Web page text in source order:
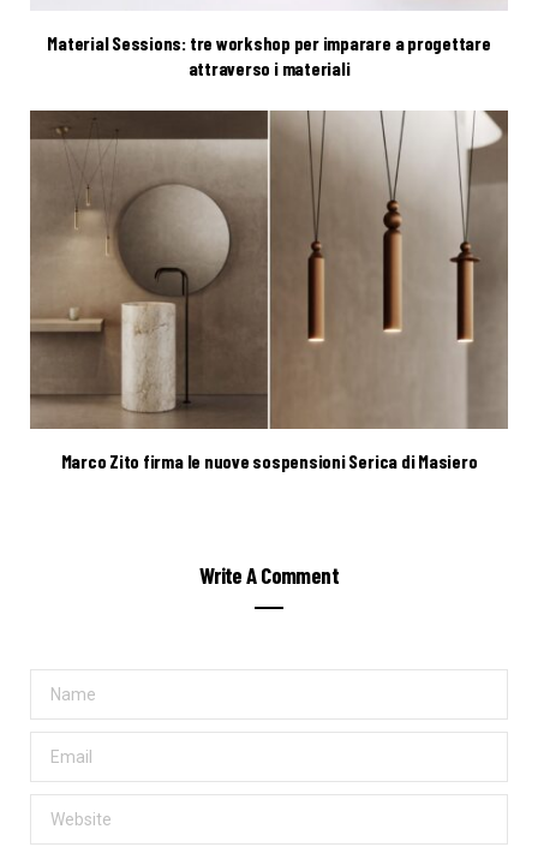
Material Sessions: tre workshop per imparare a progettare
attraverso i materiali
Marco Zito firma le nuove sospensioni Serica di Masiero
Write A Comment